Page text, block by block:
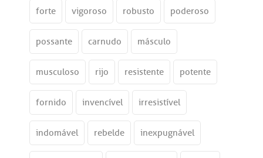
forte vigoroso robusto poderoso
possante carnudo másculo
musculoso rijo resistente potente
fornido invencível irresistível
indomável rebelde inexpugnável